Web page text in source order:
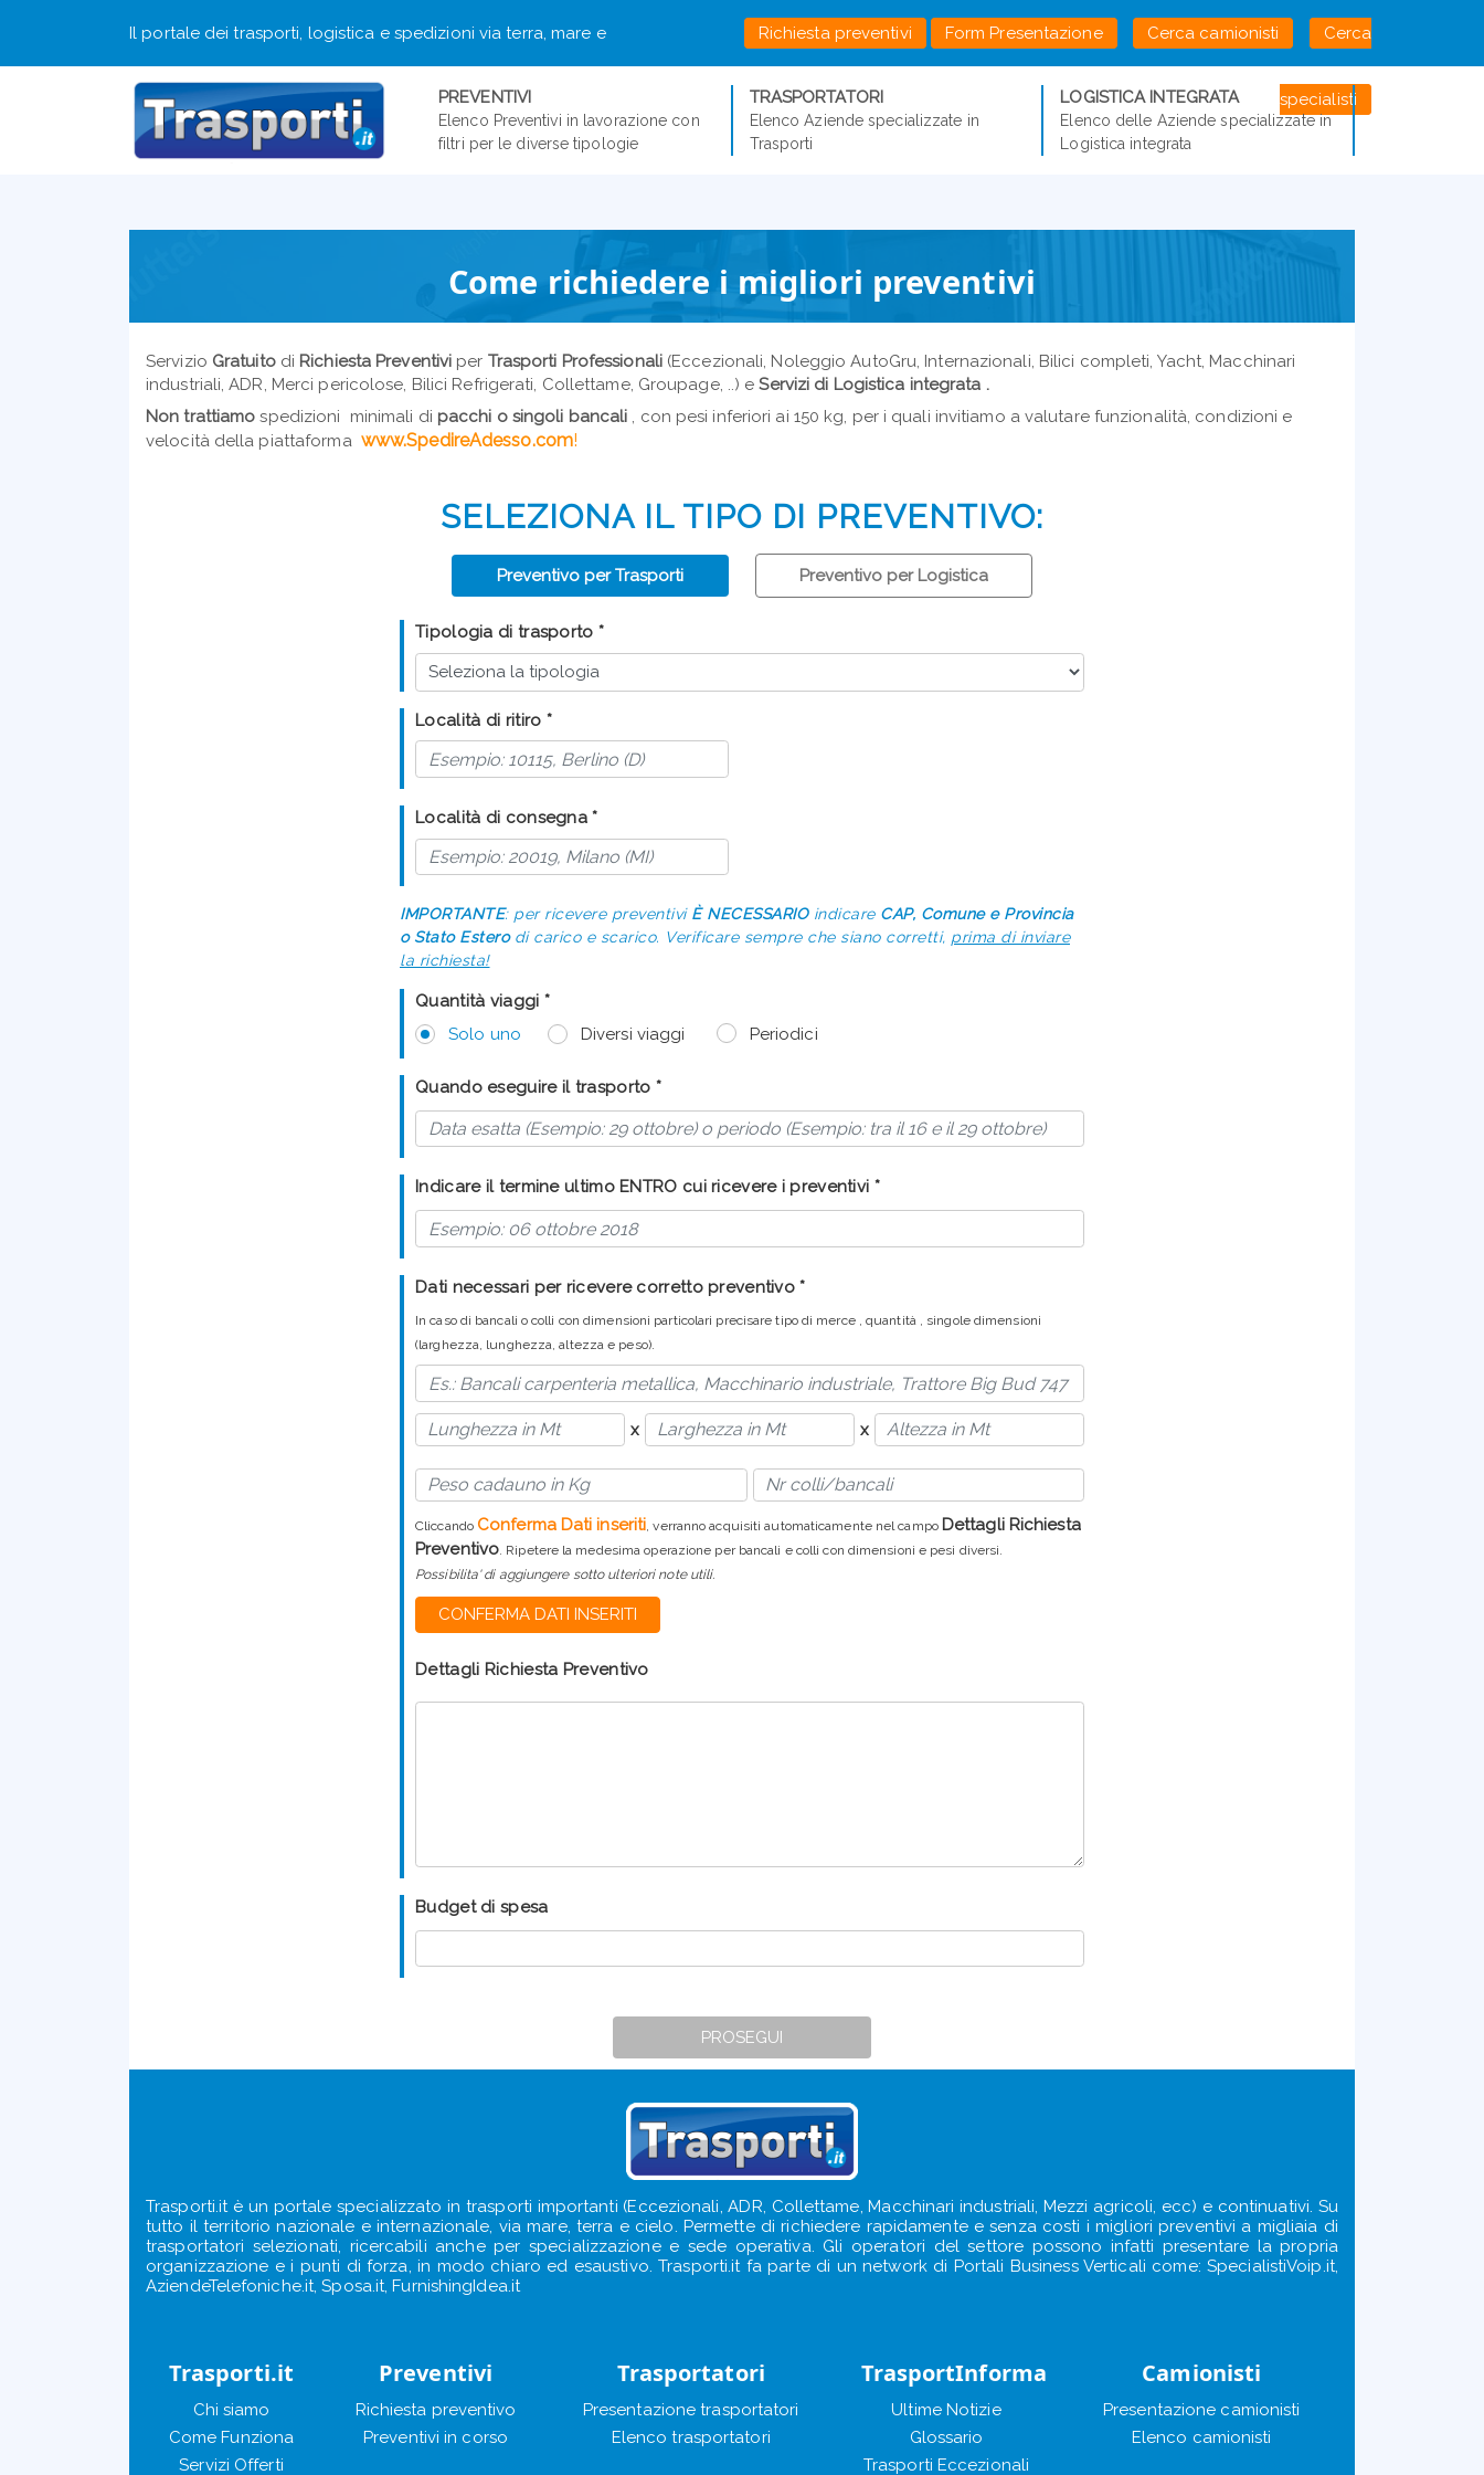
Il portale dei trasporti, logistica e spedizioni via terra, mare e
aerea.
Richiesta preventivi Form Presentazione Cerca camionisti Cerca
specialisti
PREVENTIVI
Elenco Preventivi in lavorazione con
filtri per le diverse tipologie
TRASPORTATORI
Elenco Aziende specializzate in
Trasporti
LOGISTICA INTEGRATA
Elenco delle Aziende specializzate in
Logistica integrata
Come richiedere i migliori preventivi
Servizio Gratuitodi Richiesta Preventivi per Trasporti Professionali (Eccezionali, Noleggio AutoGru, Internazionali, Bilici completi, Yacht, Macchinari
industriali, ADR, Merci pericolose, Bilici Refrigerati, Collettame, Groupage, ..) eServizi di Logistica integrata .
Non trattiamo spedizioni minimali di pacchi o singoli bancali , con pesi inferiori ai 150 kg, per i quali invitiamo a valutare funzionalità, condizioni e
velocità della piattaforma www.SpedireAdesso.com!
SELEZIONA IL TIPO DI PREVENTIVO:
Preventivo per Trasporti Preventivo per Logistica
Tipologia di trasporto *
Località di ritiro *
Località di consegna *
IMPORTANTE: per ricevere preventivi È NECESSARIOindicare CAP, Comune e Provincia
o Stato Esterodi carico e scarico. Verificare sempre che siano corretti, prima di inviare
la richiesta!
Quantità viaggi *
Solo uno
Diversi viaggi Periodici
Quando eseguire il trasporto *
Indicare il termine ultimo ENTRO cui ricevere i preventivi *
Dati necessari per ricevere corretto preventivo *
In caso di bancali o colli con dimensioni particolari precisare tipo di merce , quantità , singole dimensioni
(larghezza, lunghezza, altezza e peso).
x x
Cliccando Conferma Dati inseriti , verranno acquisiti automaticamente nel campo Dettagli Richiesta
Preventivo . Ripetere la medesima operazione per bancali e colli con dimensioni e pesi diversi.
Possibilita' di aggiungere sotto ulteriori note utili.
CONFERMA DATI INSERITI
Dettagli Richiesta Preventivo
Budget di spesa
PROSEGUI
Trasporti.it è un portale specializzato in trasporti importanti (Eccezionali, ADR, Collettame, Macchinari industriali, Mezzi agricoli, ecc) e continuativi. Su
tutto il territorio nazionale e internazionale, via mare, terra e cielo. Permette di richiedere rapidamente e senza costi i migliori preventivi a migliaia di
trasportatori selezionati, ricercabili anche per specializzazione e sede operativa. Gli operatori del settore possono infatti presentare la propria
organizzazione e i punti di forza, in modo chiaro ed esaustivo. Trasporti.it fa parte di un network di Portali Business Verticali come: SpecialistiVoip.it,
AziendeTelefoniche.it, Sposa.it, FurnishingIdea.it
Trasporti.it
Chi siamo
Come Funziona
Servizi Offerti
Preventivi
Richiesta preventivo
Preventivi in corso
Trasportatori
Presentazione trasportatori
Elenco trasportatori
TrasportInforma
Ultime Notizie
Glossario
Trasporti Eccezionali
Camionisti
Presentazione camionisti
Elenco camionisti